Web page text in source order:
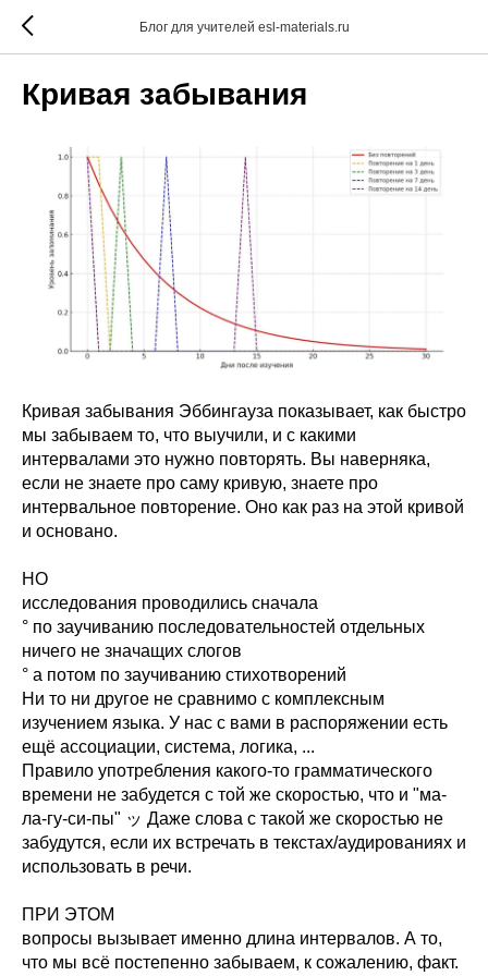
Блог для учителей esl-materials.ru
Кривая забывания
Кривая забывания Эббингауза показывает, как быстро
мы забываем то, что выучили, и с какими
интервалами это нужно повторять. Вы наверняка,
если не знаете про саму кривую, знаете про
интервальное повторение. Оно как раз на этой кривой
и основано.
НО
исследования проводились сначала
° по заучиванию последовательностей отдельных
ничего не значащих слогов
° а потом по заучиванию стихотворений
Ни то ни другое не сравнимо с комплексным
изучением языка. У нас с вами в распоряжении есть
ещё ассоциации, система, логика, ...
Правило употребления какого-то грамматического
времени не забудется с той же скоростью, что и "ма-
ла-гу-си-пы" ッ Даже слова с такой же скоростью не
забудутся, если их встречать в текстах/аудированиях и
использовать в речи.
ПРИ ЭТОМ
вопросы вызывает именно длина интервалов. А то,
что мы всё постепенно забываем, к сожалению, факт.